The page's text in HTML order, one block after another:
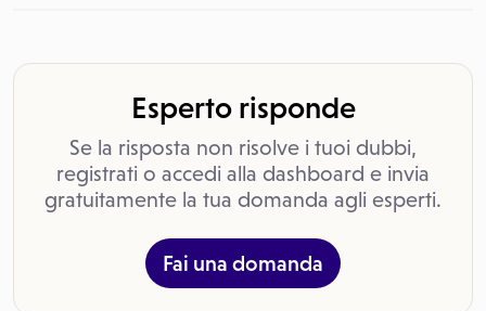
Esperto risponde
Se la risposta non risolve i tuoi dubbi,
registrati o accedi alla dashboard e invia
gratuitamente la tua domanda agli esperti.
Fai una domanda